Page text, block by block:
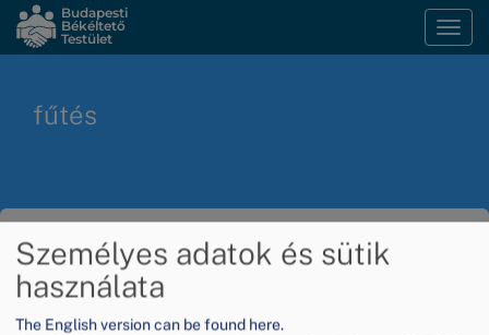
Ugrás
tartalomra
Budapesti
Békéltető
Testület
fűtés
Mérőórát kell cserélni?
Tudja meg, mikor!
Személyes adatok és sütik
használata
The English version can be found here.